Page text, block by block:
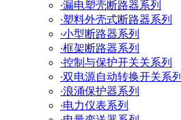
·漏电塑壳断路器系列
·塑料外壳式断路器系列
·小型断路器系列
·框架断路器系列
·控制与保护开关关系列
·双电源自动转换开关系列
·浪涌保护器系列
·电力仪表系列